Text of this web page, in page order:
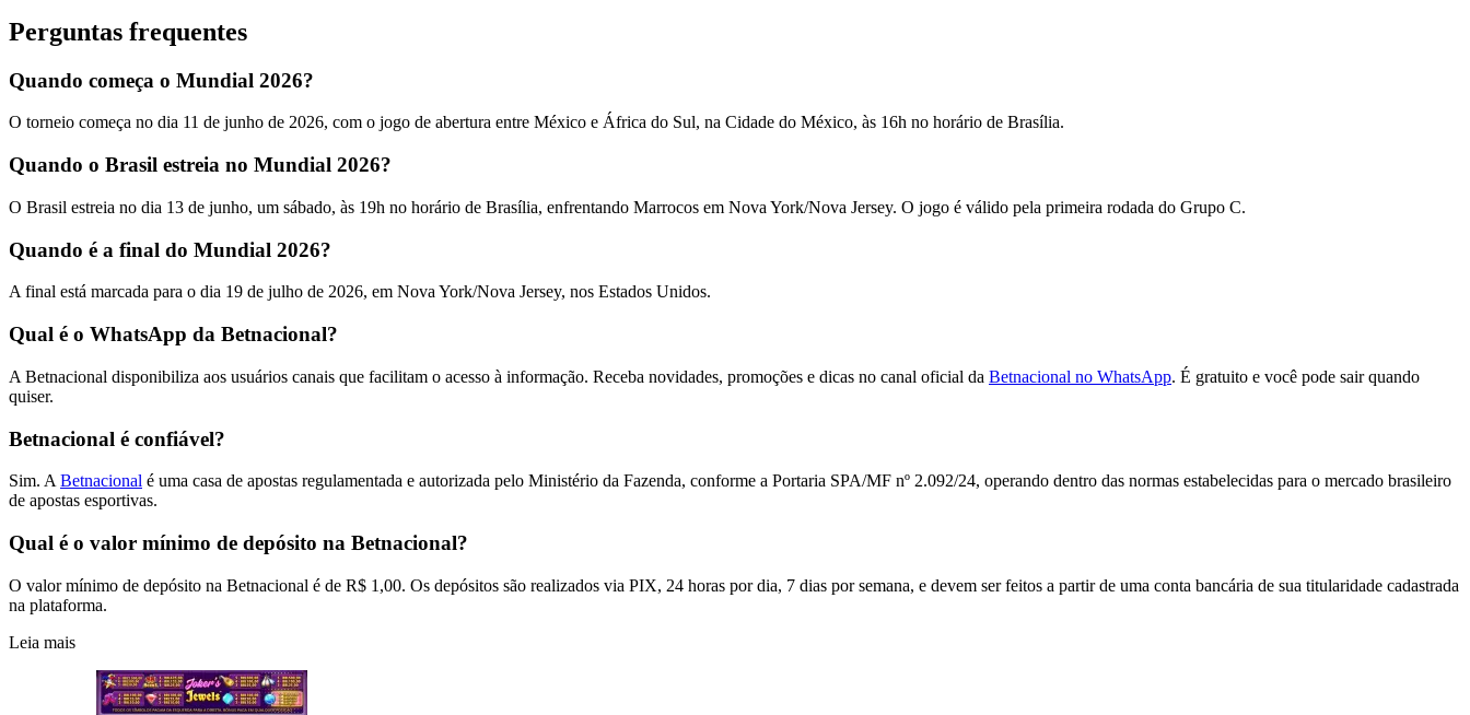
Perguntas frequentes
Quando começa o Mundial 2026?
O torneio começa no dia 11 de junho de 2026, com o jogo de abertura entre México e África do Sul, na Cidade do México, às 16h no horário de Brasília.
Quando o Brasil estreia no Mundial 2026?
O Brasil estreia no dia 13 de junho, um sábado, às 19h no horário de Brasília, enfrentando Marrocos em Nova York/Nova Jersey. O jogo é válido pela primeira rodada do Grupo C.
Quando é a final do Mundial 2026?
A final está marcada para o dia 19 de julho de 2026, em Nova York/Nova Jersey, nos Estados Unidos.
Qual é o WhatsApp da Betnacional?
A Betnacional disponibiliza aos usuários canais que facilitam o acesso à informação. Receba novidades, promoções e dicas no canal oficial da Betnacional no WhatsApp. É gratuito e você pode sair quando
quiser.
Betnacional é confiável?
Sim. A Betnacional é uma casa de apostas regulamentada e autorizada pelo Ministério da Fazenda, conforme a Portaria SPA/MF nº 2.092/24, operando dentro das normas estabelecidas para o mercado brasileiro
de apostas esportivas.
Qual é o valor mínimo de depósito na Betnacional?
O valor mínimo de depósito na Betnacional é de R$ 1,00. Os depósitos são realizados via PIX, 24 horas por dia, 7 dias por semana, e devem ser feitos a partir de uma conta bancária de sua titularidade cadastrada
na plataforma.
Leia mais